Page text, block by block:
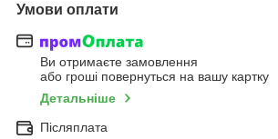
Умови оплати
Ви отримаєте замовлення
або гроші повернуться на вашу картку
Детальніше
Післяплата